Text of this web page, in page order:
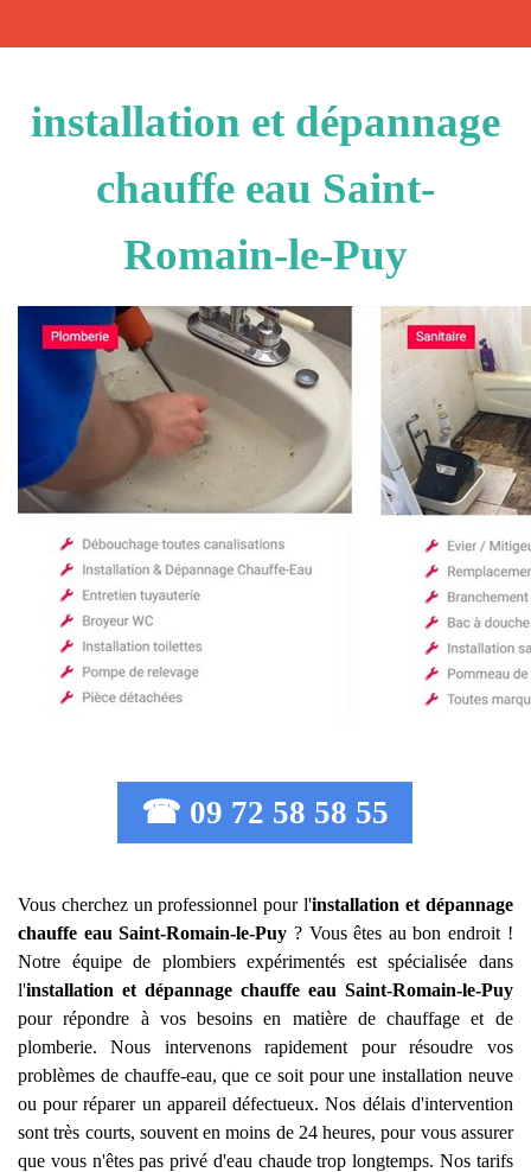
installation et dépannage
chauffe eau Saint-
Romain-le-Puy
☎ 09 72 58 58 55
Vous cherchez un professionnel pour l'installation et dépannage
chauffe eau Saint-Romain-le-Puy ? Vous êtes au bon endroit !
Notre équipe de plombiers expérimentés est spécialisée dans
l'installation et dépannage chauffe eau Saint-Romain-le-Puy
pour répondre à vos besoins en matière de chauffage et de
plomberie. Nous intervenons rapidement pour résoudre vos
problèmes de chauffe-eau, que ce soit pour une installation neuve
ou pour réparer un appareil défectueux. Nos délais d'intervention
sont très courts, souvent en moins de 24 heures, pour vous assurer
que vous n'êtes pas privé d'eau chaude trop longtemps. Nos tarifs